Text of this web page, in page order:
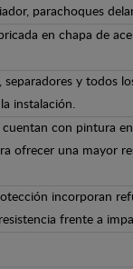
parachoques
en chapa de
separadores y todos
instalación.
cuentan con pintura
ofrecer una mayor
incorporan
frente a